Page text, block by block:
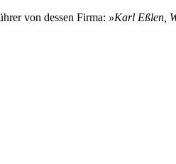
von dessen Firma: »Karl Eßlen,